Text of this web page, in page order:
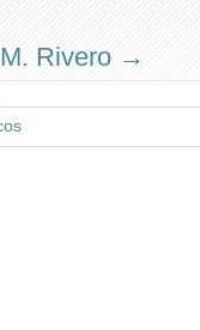
Rivero →